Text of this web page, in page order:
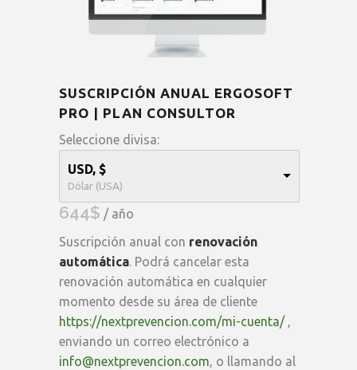
SUSCRIPCIÓN ANUAL ERGOSOFT
PRO | PLAN CONSULTOR
Seleccione divisa:
USD, $
Dólar (USA)
644$ / año
Suscripción anual con renovación
automática. Podrá cancelar esta
renovación automática en cualquier
momento desde su área de cliente
https://nextprevencion.com/mi-cuenta/ ,
enviando un correo electrónico a
info@nextprevencion.com, o llamando al